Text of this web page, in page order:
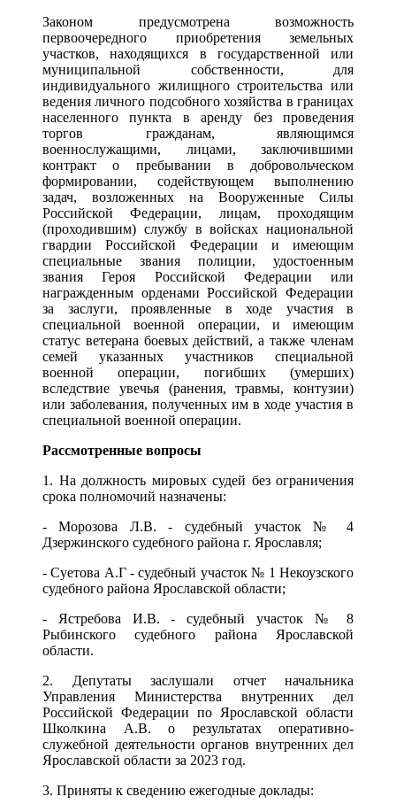
Законом предусмотрена возможность
первоочередного приобретения земельных
участков, находящихся в государственной или
муниципальной собственности, для
индивидуального жилищного строительства или
ведения личного подсобного хозяйства в границах
населенного пункта в аренду без проведения
торгов гражданам, являющимся
военнослужащими, лицами, заключившими
контракт о пребывании в добровольческом
формировании, содействующем выполнению
задач, возложенных на Вооруженные Силы
Российской Федерации, лицам, проходящим
(проходившим) службу в войсках национальной
гвардии Российской Федерации и имеющим
специальные звания полиции, удостоенным
звания Героя Российской Федерации или
награжденным орденами Российской Федерации
за заслуги, проявленные в ходе участия в
специальной военной операции, и имеющим
статус ветерана боевых действий, а также членам
семей указанных участников специальной
военной операции, погибших (умерших)
вследствие увечья (ранения, травмы, контузии)
или заболевания, полученных им в ходе участия в
специальной военной операции.
Рассмотренные вопросы
1. На должность мировых судей без ограничения
срока полномочий назначены:
- Морозова Л.В. - судебный участок № 4
Дзержинского судебного района г. Ярославля;
- Суетова А.Г - судебный участок № 1 Некоузского
судебного района Ярославской области;
- Ястребова И.В. - судебный участок № 8
Рыбинского судебного района Ярославской
области.
2. Депутаты заслушали отчет начальника
Управления Министерства внутренних дел
Российской Федерации по Ярославской области
Школкина А.В. о результатах оперативно-
служебной деятельности органов внутренних дел
Ярославской области за 2023 год.
3. Приняты к сведению ежегодные доклады: